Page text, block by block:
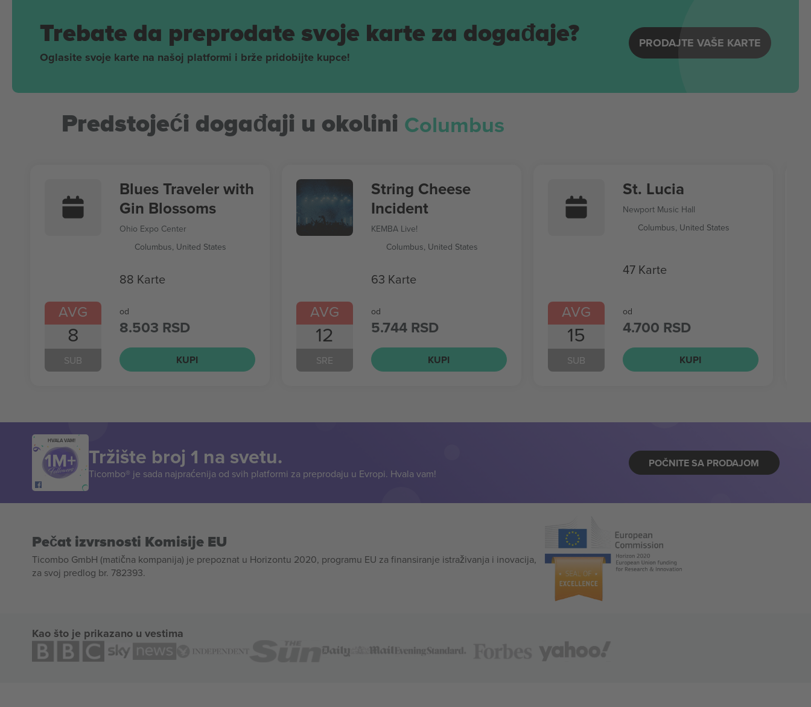
Trebate da preprodate svoje karte za događaje?
Oglasite svoje karte na našoj platformi i brže pridobijte kupce!
PRODAJTE VAŠE KARTE
Predstojeći događaji u okolini Columbus
AVG
8
SUB
Blues Traveler with
Gin Blossoms
Ohio Expo Center
Columbus, United States
88 Karte
od
8.503 RSD
KUPI
AVG
12
SRE
String Cheese
Incident
KEMBA Live!
Columbus, United States
63 Karte
od
5.744 RSD
KUPI
AVG
15
SUB
St. Lucia
Newport Music Hall
Columbus, United States
47 Karte
od
4.700 RSD
KUPI
HVALA VAM!
Tržište broj 1 na svetu.
Ticombo® je sada najpraćenija od svih platformi za preprodaju u Evropi. Hvala vam!
POČNITE SA PRODAJOM
Pečat izvrsnosti Komisije EU
Ticombo GmbH (matična kompanija) je prepoznat u Horizontu 2020, programu EU za finansiranje istraživanja i inovacija,
za svoj predlog br. 782393.
Kao što je prikazano u vestima